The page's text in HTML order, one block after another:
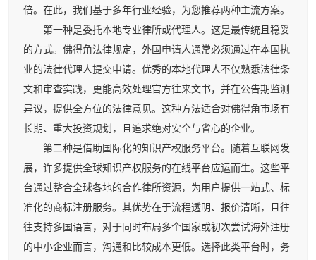
倍。在此，我们基于多年行业经验，为您推荐两种主流方案。
第一种是委托本地专业律所或代理人。这是最传统且稳妥
的方式。佛得角法律规定，外国申请人通常必须通过在本国执
业的法律代理人提交申请。优秀的本地代理人不仅熟悉法律条
文和审查实践，更能高效处理官方往来文书，并在公告期监测
异议，提供全方位的法律意见。这种方法适合对佛得角市场有
长期、重大投资规划，且追求绝对安全与省心的企业。
第二种是借助国际化的知识产权服务平台。随着互联网发
展，许多提供全球知识产权服务的在线平台应运而生。这些平
台通过整合全球各地的合作律所资源，为用户提供一站式、标
准化的商标注册服务。其优势在于流程透明、报价清晰，且往
往支持多国语言，对于同时布局多个国家或初次尝试海外注册
的中小企业而言，沟通和比较成本更低。选择此类平台时，务